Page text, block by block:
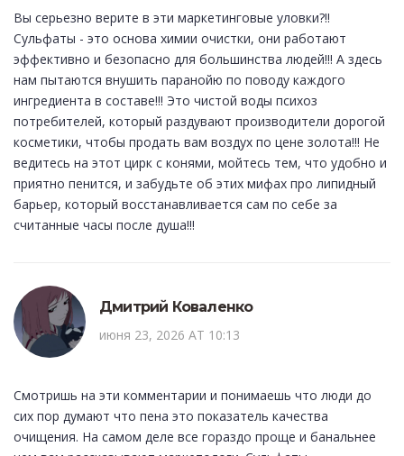
Вы серьезно верите в эти маркетинговые уловки?!!
Сульфаты - это основа химии очистки, они работают
эффективно и безопасно для большинства людей!!! А здесь
нам пытаются внушить паранойю по поводу каждого
ингредиента в составе!!! Это чистой воды психоз
потребителей, который раздувают производители дорогой
косметики, чтобы продать вам воздух по цене золота!!! Не
ведитесь на этот цирк с конями, мойтесь тем, что удобно и
приятно пенится, и забудьте об этих мифах про липидный
барьер, который восстанавливается сам по себе за
считанные часы после душа!!!
Дмитрий Коваленко
июня 23, 2026 AT 10:13
Смотришь на эти комментарии и понимаешь что люди до
сих пор думают что пена это показатель качества
очищения. На самом деле все гораздо проще и банальнее